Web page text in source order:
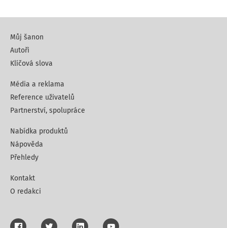
Můj šanon
Autoři
Klíčová slova
Média a reklama
Reference uživatelů
Partnerství, spolupráce
Nabídka produktů
Nápověda
Přehledy
Kontakt
O redakci